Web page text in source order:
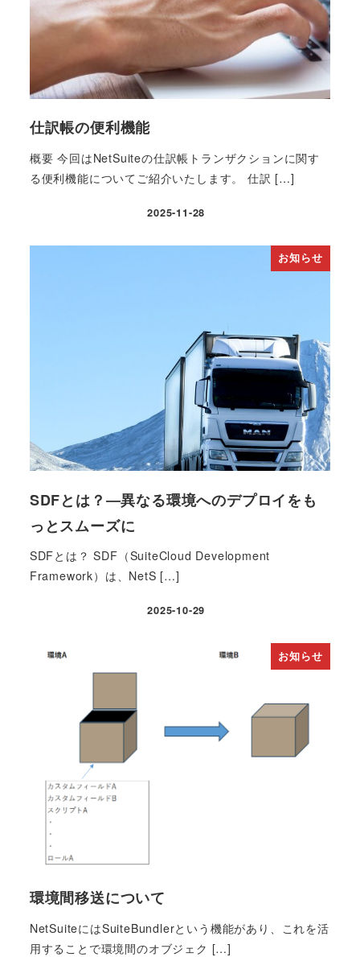
仕訳帳の便利機能
概要 今回はNetSuiteの仕訳帳トランザクションに関す
る便利機能についてご紹介いたします。 仕訳 […]
投稿日
2025-11-28
お知らせ
SDFとは？―異なる環境へのデプロイをも
っとスムーズに
SDFとは？ SDF（SuiteCloud Development
Framework）は、NetS […]
投稿日
2025-10-29
お知らせ
環境間移送について
NetSuiteにはSuiteBundlerという機能があり、これを活
用することで環境間のオブジェク […]